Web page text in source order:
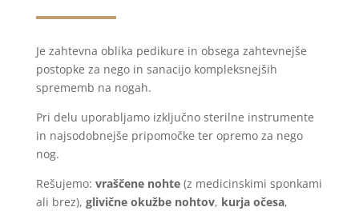
Je zahtevna oblika pedikure in obsega zahtevnejše
postopke za nego in sanacijo kompleksnejših
sprememb na nogah.
Pri delu uporabljamo izključno sterilne instrumente
in najsodobnejše pripomočke ter opremo za nego
nog.
Rešujemo: vraščene nohte(z medicinskimi sponkami
ali brez), glivične okužbe nohtov, kurja očesa,